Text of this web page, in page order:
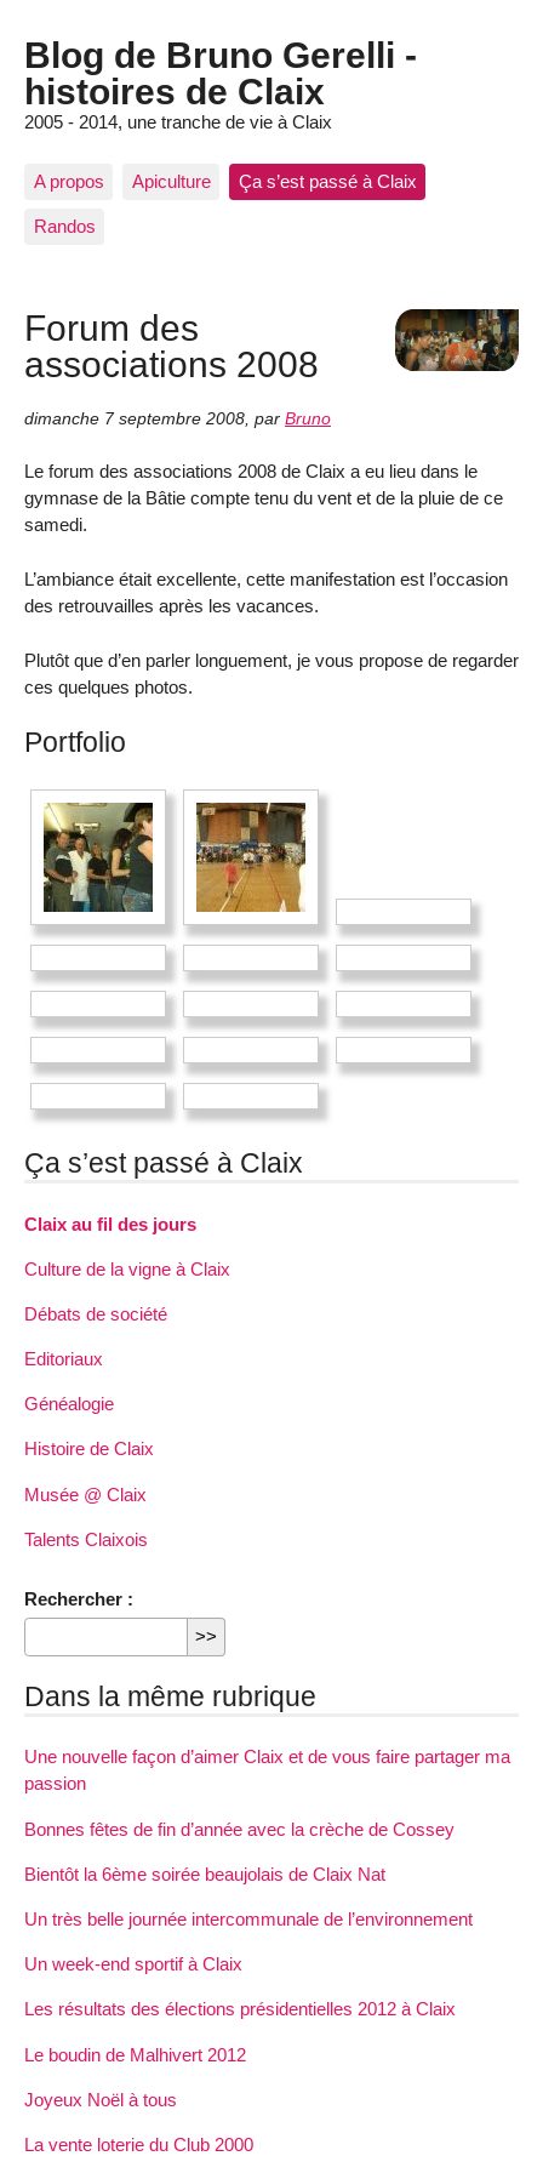
Blog de Bruno Gerelli -
histoires de Claix
2005 - 2014, une tranche de vie à Claix
A propos Apiculture Ça s’est passé à Claix
Randos
Forum des
associations 2008
dimanche 7 septembre 2008 par Bruno
Le forum des associations 2008 de Claix a eu lieu dans le
gymnase de la Bâtie compte tenu du vent et de la pluie de ce
samedi.
L’ambiance était excellente, cette manifestation est l’occasion
des retrouvailles après les vacances.
Plutôt que d’en parler longuement, je vous propose de regarder
ces quelques photos.
Portfolio
Ça s’est passé à Claix
Claix au fil des jours
Culture de la vigne à Claix
Débats de société
Editoriaux
Généalogie
Histoire de Claix
Musée @ Claix
Talents Claixois
Rechercher :
Dans la même rubrique
Une nouvelle façon d’aimer Claix et de vous faire partager ma
passion
Bonnes fêtes de fin d’année avec la crèche de Cossey
Bientôt la 6ème soirée beaujolais de Claix Nat
Un très belle journée intercommunale de l’environnement
Un week-end sportif à Claix
Les résultats des élections présidentielles 2012 à Claix
Le boudin de Malhivert 2012
Joyeux Noël à tous
La vente loterie du Club 2000